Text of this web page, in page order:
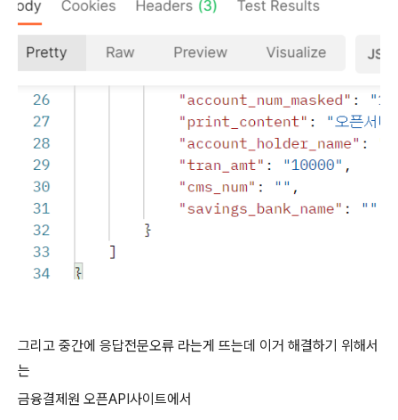
그리고 중간에 응답전문오류 라는게 뜨는데 이거 해결하기 위해서
는
금융결제원 오픈API사이트에서